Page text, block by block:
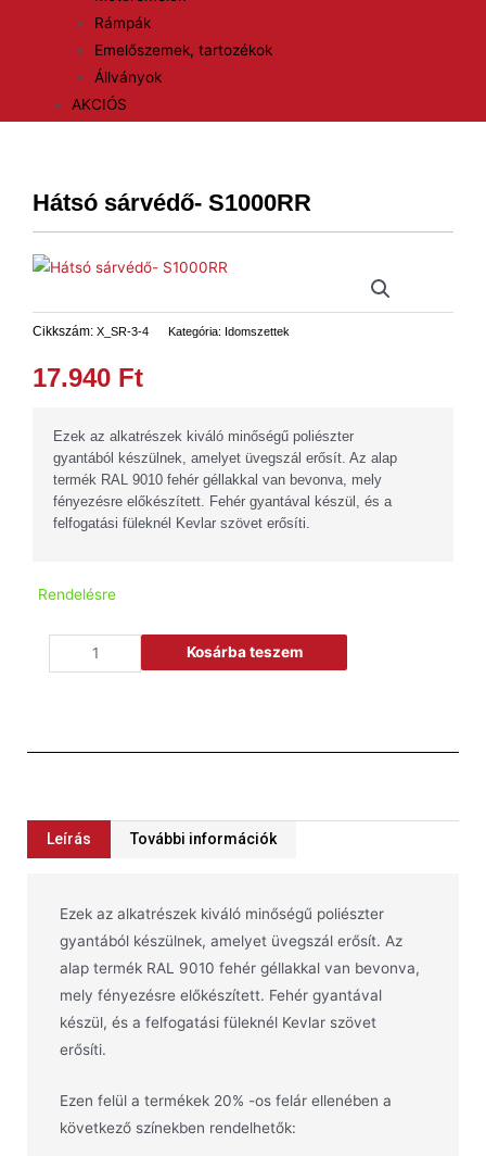
Rámpák
Emelőszemek, tartozékok
Állványok
AKCIÓS
Hátsó sárvédő- S1000RR
Cikkszám: X_SR-3-4 Kategória: Idomszettek
17.940 Ft
Ezek az alkatrészek kiváló minőségű poliészter
gyantából készülnek, amelyet üvegszál erősít. Az alap
termék RAL 9010 fehér géllakkal van bevonva, mely
fényezésre előkészített. Fehér gyantával készül, és a
felfogatási füleknél Kevlar szövet erősíti.
Rendelésre
Kosárba teszem
Leírás További információk
Ezek az alkatrészek kiváló minőségű poliészter
gyantából készülnek, amelyet üvegszál erősít. Az
alap termék RAL 9010 fehér géllakkal van bevonva,
mely fényezésre előkészített. Fehér gyantával
készül, és a felfogatási füleknél Kevlar szövet
erősíti.
Ezen felül a termékek 20% -os felár ellenében a
következő színekben rendelhetők: